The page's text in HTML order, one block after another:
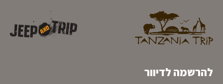
להרשמה לדיוור